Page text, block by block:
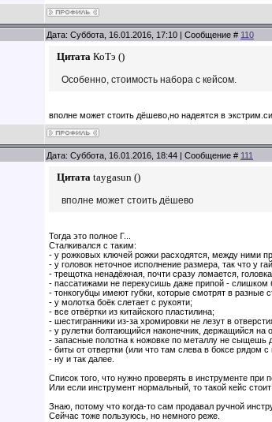
Дата: Суббота, 16.01.2016, 17:10 | Сообщение # 110
Цитата КоТэ ()
Особенно, стоимость набора с кейсом.
вполне может стоить дёшево,но надеятся в
Дата: Суббота, 16.01.2016, 18:44 | Сообщение # 111
Цитата taygasun ()
вполне может стоить дёшево
Тогда это полное Г...
Сталкивался с таким:
- у рожковых ключей рожки расходятся, между ними
- у головок неточное исполнение размера, так что у
- трещотка ненадёжная, почти сразу ломается,
- пассатижами не перекусишь даже припой - слишком
- тонкогубцы имеют губки, которые смотрят в
- у молотка боёк слетает с рукояти;
- все отвёртки из китайского пластилина;
- шестигранники из-за хромировки не лезут в
- у рулетки болтающийся наконечник, держащийся на
- запасные полотна к ножовке по металлу не сыщешь
- биты от отвертки (или что там слева в боксе рядом
- ну и так далее.
Список того, что нужно проверять в инструменте при
Или если инструмент нормальный, то такой кейс
Знаю, потому что когда-то сам продавал ручной
Сейчас тоже пользуюсь, но немного реже.